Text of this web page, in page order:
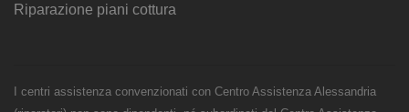
Riparazione piani cottura
I centri assistenza convenzionati con Centro Assistenza Alessandria